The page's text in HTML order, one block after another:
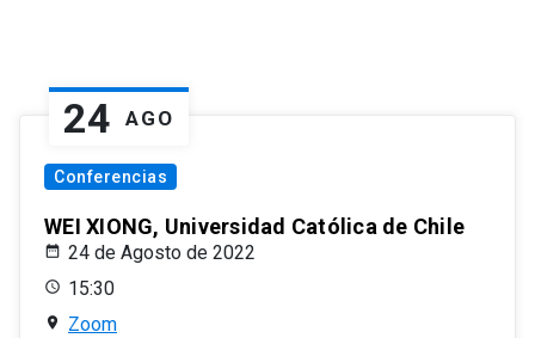
24 AGO
Conferencias
WEI XIONG, Universidad Católica de Chile
24 de Agosto de 2022
15:30
Zoom